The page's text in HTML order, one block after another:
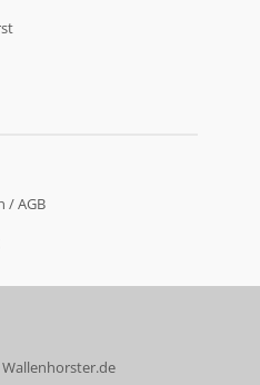
/ AGB